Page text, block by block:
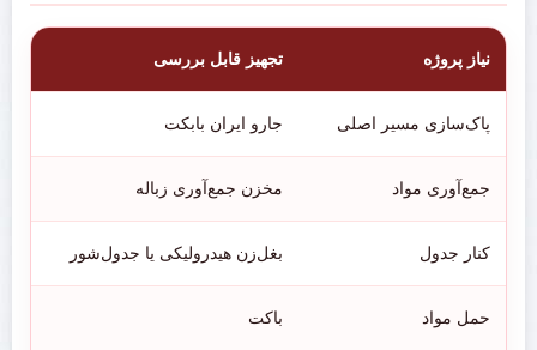
نیاز پروژه تجهیز قابل بررسی
پاک‌سازی مسیر اصلی جارو ایران بابکت
جمع‌آوری مواد مخزن جمع‌آوری زباله
کنار جدول بغل‌زن هیدرولیکی یا جدول‌شور
حمل مواد باکت